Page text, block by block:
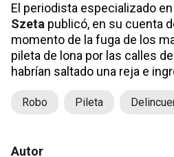
El periodista especializado
Szeta publicó, en su cuenta
momento de la fuga de los
pileta de lona por las calles
habrían saltado una reja e
Robo Pileta
Autor